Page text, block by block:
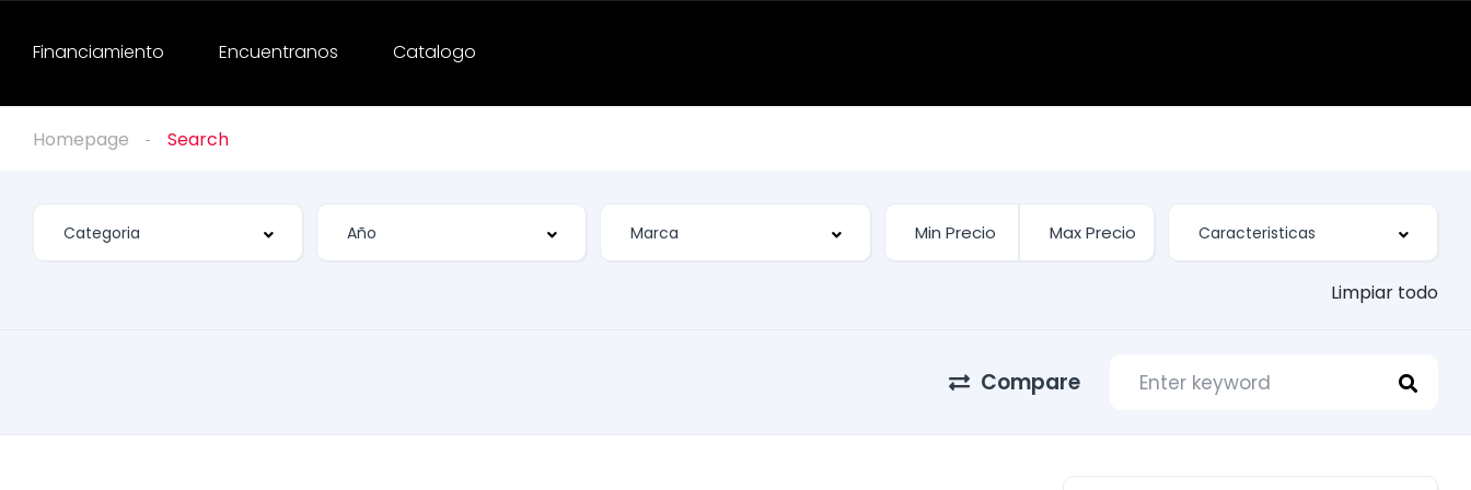
Financiamiento Encuentranos Catalogo
Homepage Search
Limpiar todo
Compare